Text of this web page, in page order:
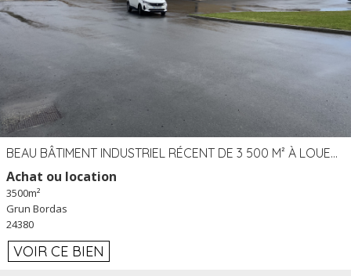
BEAU BÂTIMENT INDUSTRIEL RÉCENT DE 3 500 M² À LOUER OU VENDRE PROCHE PÉRIGUEUX (24)
Achat ou location
3500m²
Grun Bordas
24380
VOIR CE BIEN